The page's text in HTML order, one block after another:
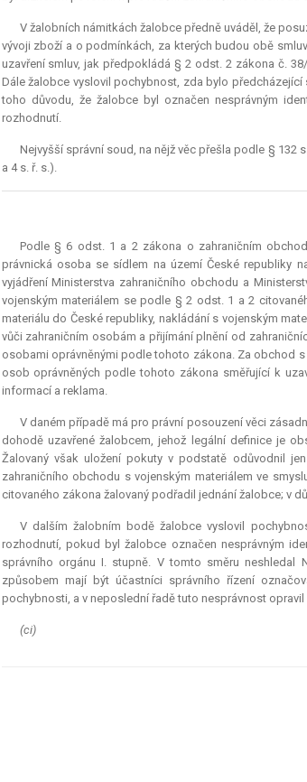
V žalobních námitkách žalobce předně uváděl, že
vývoji zboží a o podmínkách, za kterých budou obě
uzavření smluv, jak předpokládá § 2 odst. 2 zákona č.
Dále žalobce vyslovil pochybnost, zda bylo
toho důvodu, že žalobce byl označen nesprávným
rozhodnutí.
Nejvyšší správní soud, na nějž věc přešla podle § 132
a 4 s. ř. s.).
Podle § 6 odst. 1 a 2 zákona o zahraničním
právnická osoba se sídlem na území České republiky
vyjádření Ministerstva zahraničního obchodu a
vojenským materiálem se podle § 2 odst. 1 a 2
materiálu do České republiky, nakládání s vojenským
vůči zahraničním osobám a přijímání plnění od
osobami oprávněnými podle tohoto zákona. Za obchod
osob oprávněných podle tohoto zákona směřující k
informací a reklama.
V daném případě má pro právní posouzení věci
dohodě uzavřené žalobcem, jehož legální definice je
Žalovaný však uložení pokuty v podstatě odůvodnil
zahraničního obchodu s vojenským materiálem ve
citovaného zákona žalovaný podřadil jednání žalobce; v
V dalším žalobním bodě žalobce vyslovil
rozhodnutí, pokud byl žalobce označen nesprávným
správního orgánu I. stupně. V tomto směru neshledal
způsobem mají být účastníci správního řízení
pochybnosti, a v neposlední řadě tuto nesprávnost
(ci)